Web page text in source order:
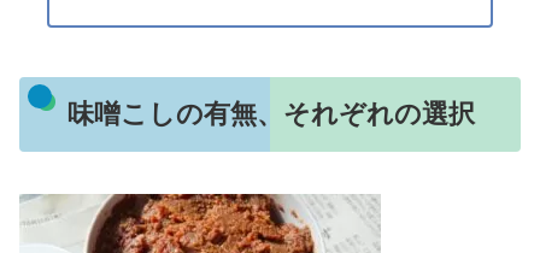
味噌こしの有無、それぞれの選択